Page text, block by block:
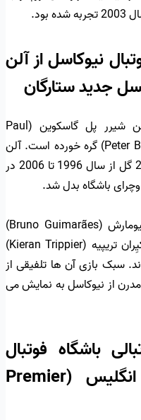
نیوکاسل از آلن
نام نیوکاسل با نام بزرگانی چون آلن شیرر پل گاسکوین (Paul
Gascoigne) و پیتر بیرسلی (Peter Beardsley) گره خورده است. آلن
شیرر بهترین گلزن تاریخ لیگ برتر با 260 گل از سال 1996 تا 2006 در
باشگاه بدل شد.
در نسل جدید بازیکنانی چون برونو گیومارش (Bruno Guimarães)
الکساندر ایزاک (Alexander Isak) و کیِران تریپیه (Kieran Trippier)
بازی آن ها تلفیقی از
از نیوکاسل به نمایش می
باشگاه فوتبال
نیوکاسل در لیگ برتر انگلیس (Premier